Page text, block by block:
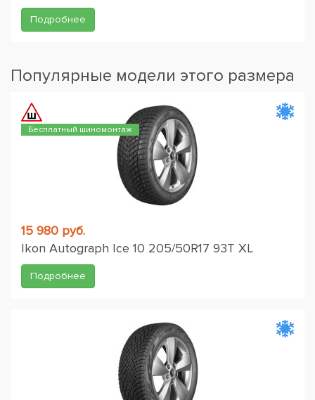
Подробнее
Популярные модели этого размера
Бесплатный шиномонтаж
15 980 руб.
Ikon Autograph Ice 10 205/50R17 93T XL
Подробнее